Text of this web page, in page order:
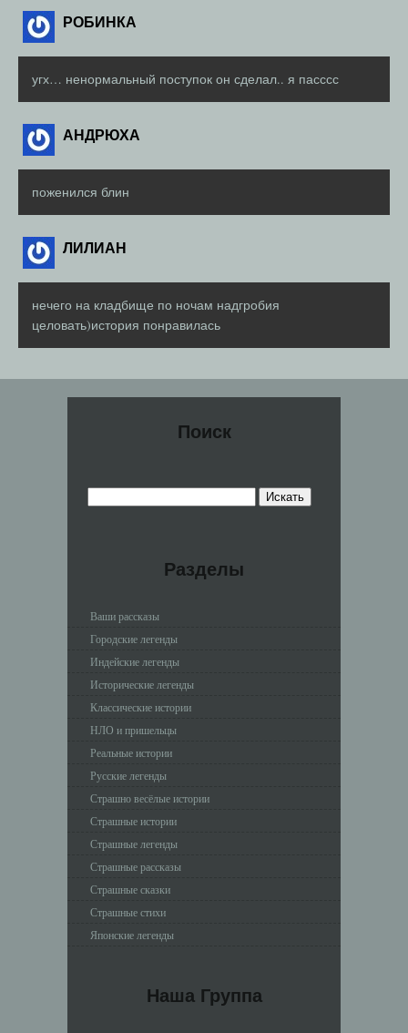
РОБИНКА
угх… ненормальный поступок он сделал.. я пасссс
АНДРЮХА
поженился блин
ЛИЛИАН
нечего на кладбище по ночам надгробия
целовать)история понравилась
Поиск
Разделы
Ваши рассказы
Городские легенды
Индейские легенды
Исторические легенды
Классические истории
НЛО и пришельцы
Реальные истории
Русские легенды
Страшно весёлые истории
Страшные истории
Страшные легенды
Страшные рассказы
Страшные сказки
Страшные стихи
Японские легенды
Наша Группа